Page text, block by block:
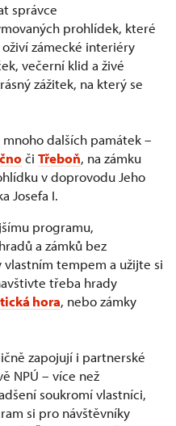
správce
prohlídek, které
zámecké interiéry
večerní klid a živé
zážitek, na který se
dalších památek –
či Třeboň, na zámku
v doprovodu Jeho
Josefa I.
programu,
a zámků bez
tempem a užijte si
třeba hrady
hora, nebo zámky
zapojují i partnerské
NPÚ – více než
soukromí vlastníci,
si pro návštěvníky